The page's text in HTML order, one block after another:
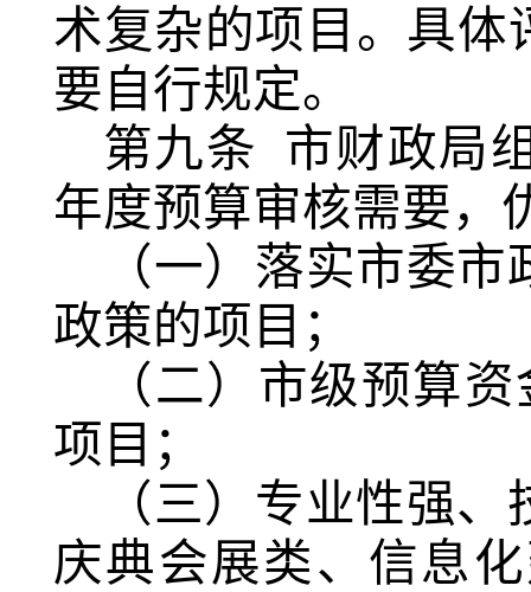
术复杂的项目。具体
要自行规定。
第九条
市财政局
年度预算审核需要，
（一）落实市委
政策的项目；
（二）市级预算
项目；
（三）专业性强
庆典会展类、信息